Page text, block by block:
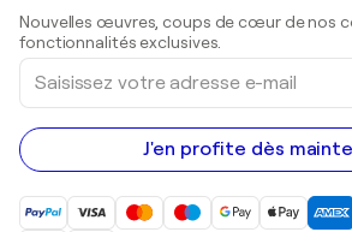
Peintures acryliques
Nouvelles œuvres, coups de cœur de nos
fonctionnalités exclusives.
Saisissez
votre
adresse
e-
mail
J'en profite dès